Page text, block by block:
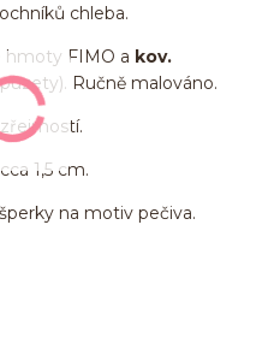
chleba.
hmoty FIMO a kov.
Ručně malováno.
1,5 cm.
na motiv pečiva.